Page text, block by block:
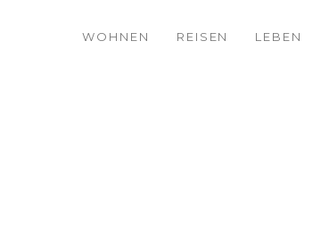
WOHNEN REISEN LEBEN